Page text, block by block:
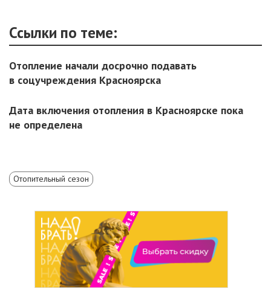
Ссылки по теме:
Отопление начали досрочно подавать
в соцучреждения Красноярска
Дата включения отопления в Красноярске пока
не определена
Отопительный сезон